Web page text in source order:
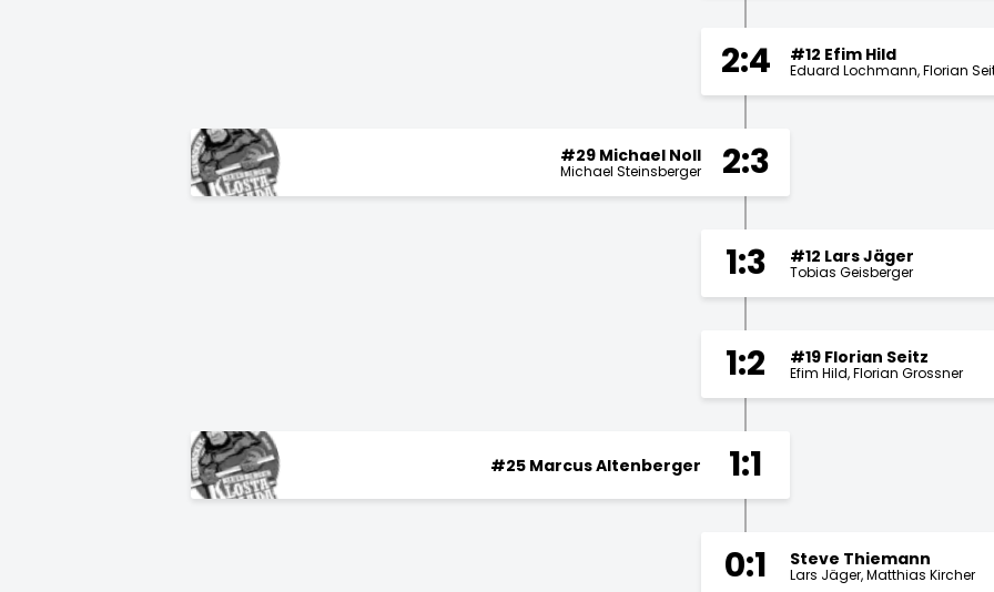
2:4 #12 Efim Hild
Eduard Lochmann Florian
2:3
#29 Michael Noll
Michael Steinsberger
1:3 #12 Lars Jäger
Tobias Geisberger
1:2 #19 Florian Seitz
Efim Hild Florian Grossner
1:1
#25 Marcus Altenberger
0:1 Steve Thiemann
Lars Jäger Matthias Kircher